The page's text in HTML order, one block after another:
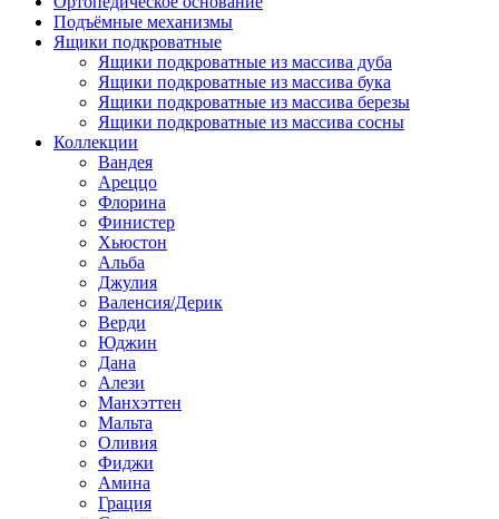
Подъёмные механизмы
Ящики подкроватные
Ящики подкроватные из массива дуба
Ящики подкроватные из массива бука
Ящики подкроватные из массива березы
Ящики подкроватные из массива сосны
Коллекции
Вандея
Ареццо
Флорина
Финистер
Хьюстон
Альба
Джулия
Валенсия/Дерик
Верди
Юджин
Дана
Алези
Манхэттен
Мальта
Оливия
Фиджи
Амина
Грация